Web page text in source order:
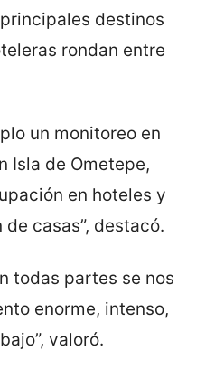
destinos
rondan entre
un monitoreo en
Isla de Ometepe,
en hoteles y
casas”, destacó.
todas partes se nos
enorme, intenso,
valoró.